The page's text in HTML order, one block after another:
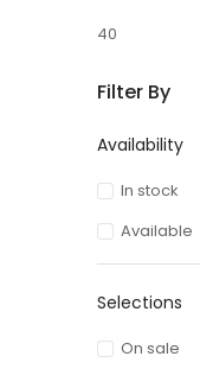
40
Filter By
Availability
In stock
Available
Selections
On sale